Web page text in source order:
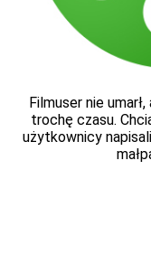
Filmuser nie
trochę czasu.
użytkownicy